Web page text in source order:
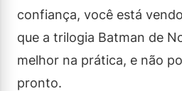
confiança, você está
que a trilogia Batman de
melhor na prática, e não
pronto.